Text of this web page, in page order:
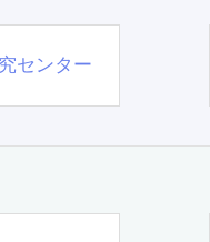
センター